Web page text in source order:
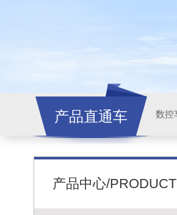
产品直通车
产品中心/PRODUCT